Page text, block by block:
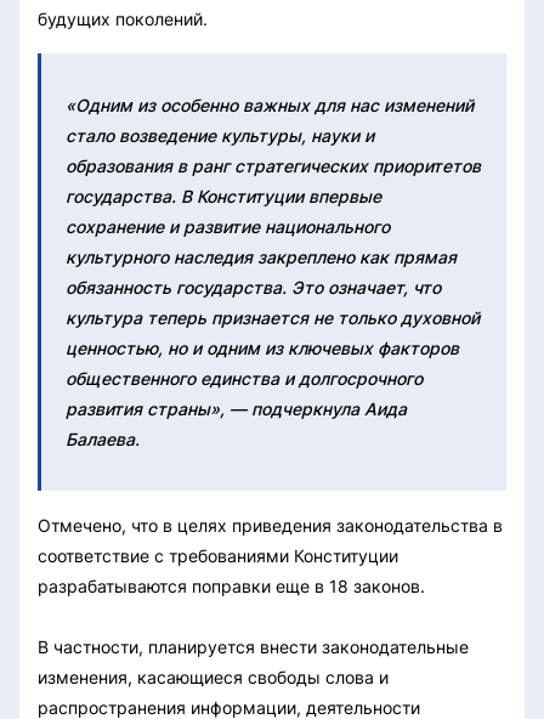
будущих поколений.
«Одним из особенно важных для нас изменений
стало возведение культуры, науки и
образования в ранг стратегических приоритетов
государства. В Конституции впервые
сохранение и развитие национального
культурного наследия закреплено как прямая
обязанность государства. Это означает, что
культура теперь признается не только духовной
ценностью, но и одним из ключевых факторов
общественного единства и долгосрочного
развития страны», — подчеркнула Аида
Балаева.
Отмечено, что в целях приведения законодательства в
соответствие с требованиями Конституции
разрабатываются поправки еще в 18 законов.
В частности, планируется внести законодательные
изменения, касающиеся свободы слова и
распространения информации, деятельности